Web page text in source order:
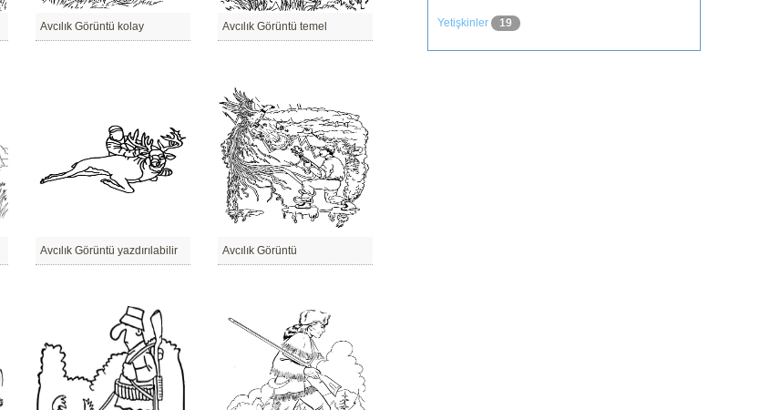
Avcılık Görüntü kolay Avcılık Görüntü temel
Avcılık Görüntü yazdırılabilir Avcılık Görüntü
Yetişkinler 19